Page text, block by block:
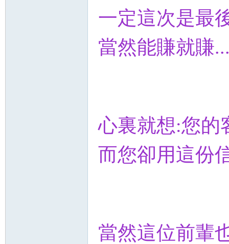
一定這次是最
當然能賺就賺
心裏就想:您的
而您卻用這份
當然這位前輩